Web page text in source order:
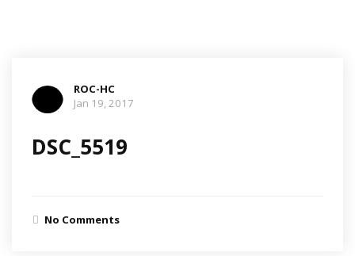
ROC-HC
Jan 19, 2017
DSC_5519
No Comments